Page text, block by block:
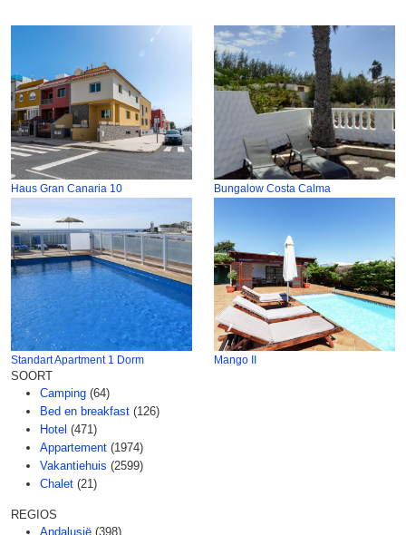
Haus Gran Canaria 10 Bungalow Costa Calma
Standart Apartment 1 Dorm Mango II
SOORT
Camping (64)
Bed en breakfast (126)
Hotel (471)
Appartement (1974)
Vakantiehuis (2599)
Chalet (21)
REGIOS
Andalusië (398)